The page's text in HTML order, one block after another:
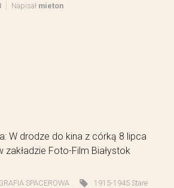
Napisał mieton
W drodze do kina z córką 8 lipca
zakładzie Foto-Film Białystok
SPACEROWA
1915-1945 Stare